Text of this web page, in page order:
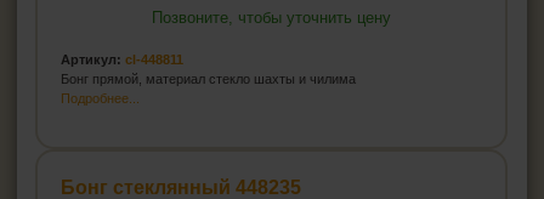
Позвоните, чтобы уточнить цену
Артикул: cl-448811
Бонг прямой, материал стекло шахты и чилима
Подробнее...
Бонг стеклянный 448235